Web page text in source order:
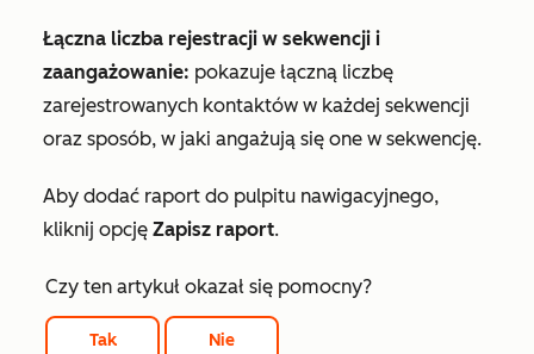
Łączna liczba rejestracji w sekwencji i
zaangażowanie: pokazuje łączną liczbę
zarejestrowanych kontaktów w każdej sekwencji
oraz sposób, w jaki angażują się one w sekwencję.
Aby dodać raport do pulpitu nawigacyjnego,
kliknij opcję Zapisz raport.
Czy ten artykuł okazał się pomocny?
Tak Nie